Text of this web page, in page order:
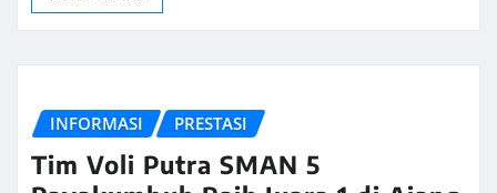
INFORMASI PRESTASI
Tim Voli Putra SMAN 5